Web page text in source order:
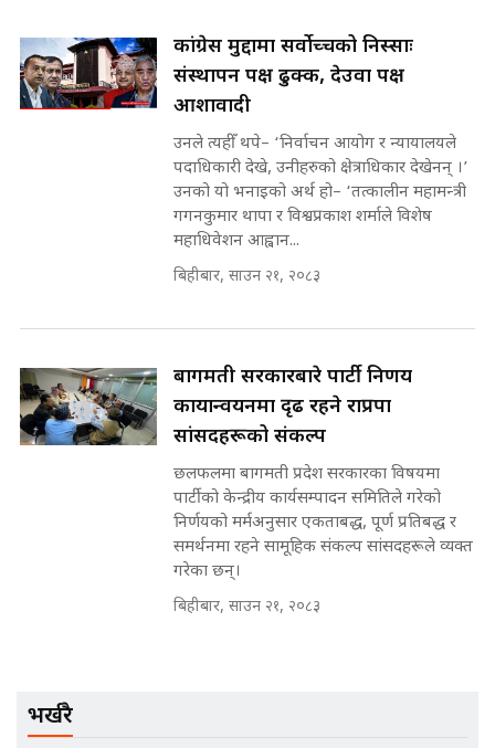
मन्त्री राजकुमारलाई घुस दिने विचौलीया
||
मन्त्रीले घुस डिल गरेको अडियो ! दुई झोला
नोट मन्त्रीलाई घुस | SIDHAKURA |
मृतकका परिवारप्रति मेडिकल काउन्सीलको
बदनियत ! न्याय खोज्दै भौतारिदै सुवास
|| THE REPORTER ||
EXCLUSIVE - भिजिट भिसामा सेटिङको
गोप्य अडियो र म्यासेज, गृह मन्त्रालय
कनेक्सन ! || VISIT VISA SCAM
कांग्रेस मुद्दामा सर्वोच्चको निस्साः
संस्थापन पक्ष ढुक्क, देउवा पक्ष
आशावादी
उनले त्यहीँ थपे– ‘निर्वाचन आयोग र न्यायालयले
पदाधिकारी देखे, उनीहरुको क्षेत्राधिकार देखेनन् ।’
उनको यो भनाइको अर्थ हो– ‘तत्कालीन महामन्त्री
गगनकुमार थापा र विश्वप्रकाश शर्माले विशेष
महाधिवेशन आह्वान...
बिहीबार, साउन २१, २०८३
बागमती सरकारबारे पार्टी निर्णय
कार्यान्वयनमा दृढ रहने राप्रपा
सांसदहरूको संकल्प
छलफलमा बागमती प्रदेश सरकारका विषयमा
पार्टीको केन्द्रीय कार्यसम्पादन समितिले गरेको
निर्णयको मर्मअनुसार एकताबद्ध, पूर्ण प्रतिबद्ध र
समर्थनमा रहने सामूहिक संकल्प सांसदहरूले व्यक्त
गरेका छन्।
बिहीबार, साउन २१, २०८३
भर्खरै